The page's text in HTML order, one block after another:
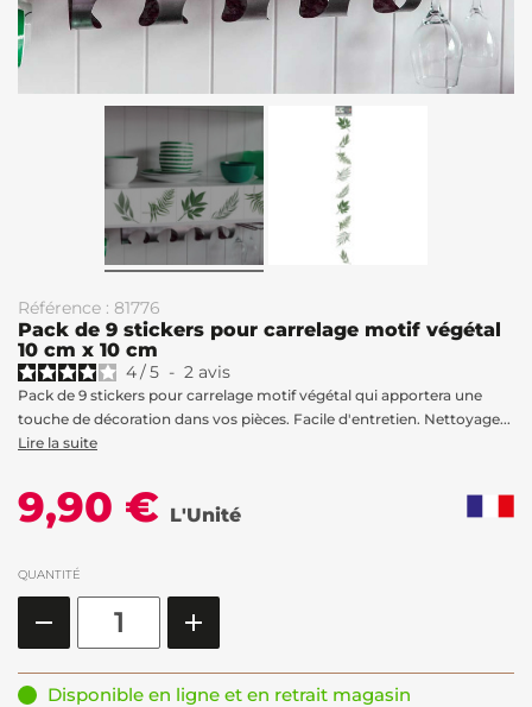
Référence : 81776
Pack de 9 stickers pour carrelage motif végétal
10 cm x 10 cm
4/5 - 2 avis
Pack de 9 stickers pour carrelage motif végétal qui apportera une
touche de décoration dans vos pièces. Facile d'entretien. Nettoyage...
Lire la suite
9,90 € L'Unité
QUANTITÉ
Disponible en ligne et en retrait magasin